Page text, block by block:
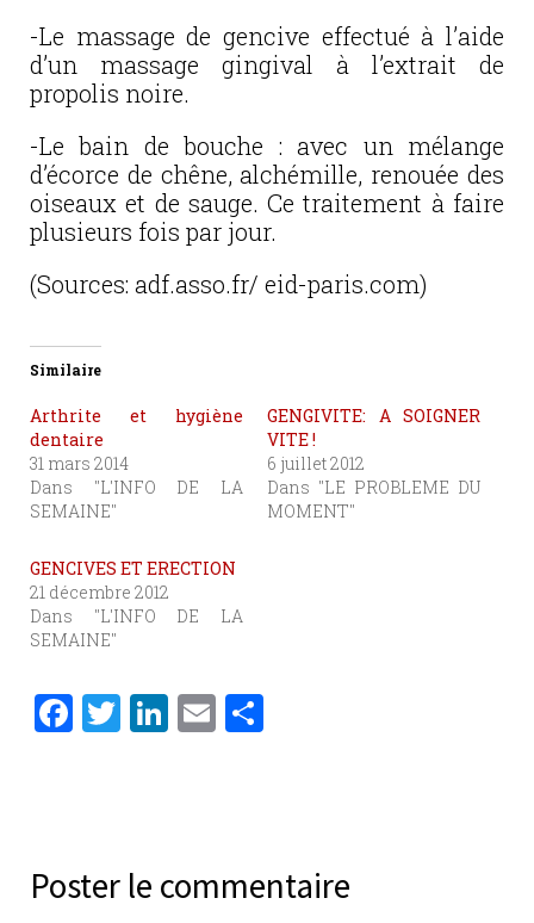
-Le massage de gencive effectué à l’aide
d’un massage gingival à l’extrait de
propolis noire.
-Le bain de bouche : avec un mélange
d’écorce de chêne, alchémille, renouée des
oiseaux et de sauge. Ce traitement à faire
plusieurs fois par jour.
(Sources: adf.asso.fr/ eid-paris.com)
Similaire
Arthrite et hygiène
dentaire
31 mars 2014
Dans "L'INFO DE LA
SEMAINE"
GENGIVITE: A SOIGNER
VITE !
6 juillet 2012
Dans "LE PROBLEME DU
MOMENT"
GENCIVES ET ERECTION
21 décembre 2012
Dans "L'INFO DE LA
SEMAINE"
F
b
o
T
r
Li
n
E
er
Poster le commentaire